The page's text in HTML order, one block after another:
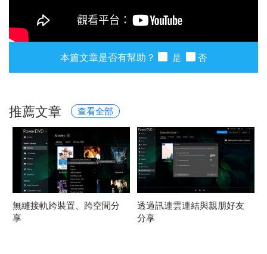
本篇文章是否有幫助？ 是 否
推薦文章 查看全部
無縫接軌跨裝置、跨空間分
享
透過訊連雲連結與親朋好友
分享